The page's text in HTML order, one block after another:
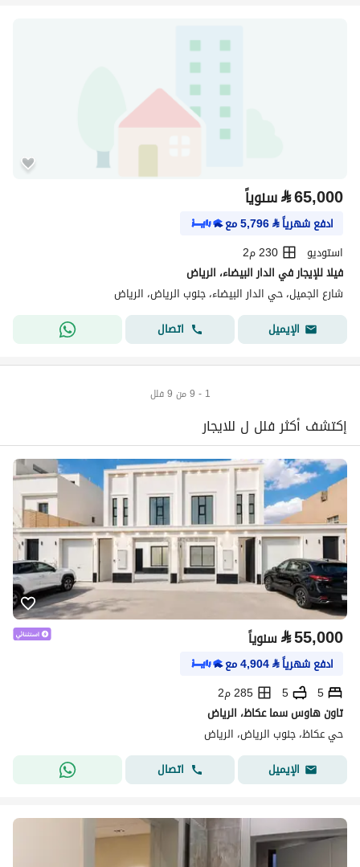
⃁65,000 سنوياً
ادفع شهرياً⃁
5,796مع
استوديو
230 م2
فيلا للإيجار في الدار البيضاء، الرياض
شارع الجميل، حي الدار البيضاء، جنوب الرياض، الرياض
الإيميل
اتصال
1 - 9 من 9 فلل
إكتشف أكثر فلل ل للايجار
⃁55,000 سنوياً
ادفع شهرياً⃁
4,904مع
5
5
285 م2
تاون هاوس سما عكاظ، الرياض
حي عكاظ، جنوب الرياض، الرياض
الإيميل
اتصال